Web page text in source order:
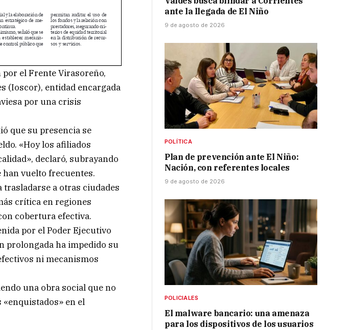
el Frente Virasoreño,
(Ioscor), entidad encargada
por una crisis
que su presencia se
«Hoy los afiliados
declaró, subrayando
han vuelto frecuentes.
trasladarse a otras ciudades
crítica en regiones
cobertura efectiva.
por el Poder Ejecutivo
prolongada ha impedido su
ni mecanismos
una obra social que no
en el
ante la llegada de El Niño
9 de agosto de 2026
POLÍTICA
Plan de prevención ante El Niño:
Nación, con referentes locales
9 de agosto de 2026
POLICIALES
El malware bancario: una amenaza
para los dispositivos de los usuarios